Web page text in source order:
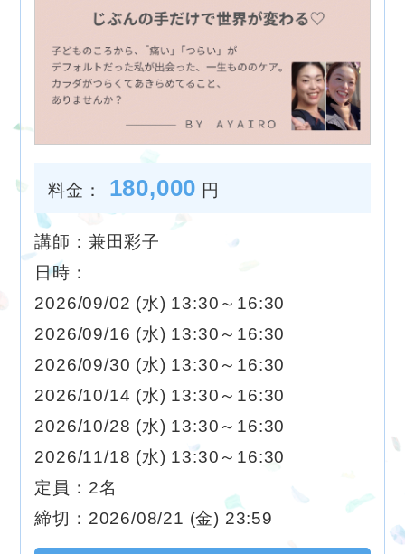
料金： 180,000 円
講師：兼田彩子
日時：
2026/09/02 (水) 13:30～16:30
2026/09/16 (水) 13:30～16:30
2026/09/30 (水) 13:30～16:30
2026/10/14 (水) 13:30～16:30
2026/10/28 (水) 13:30～16:30
2026/11/18 (水) 13:30～16:30
定員：2名
締切：2026/08/21 (金) 23:59